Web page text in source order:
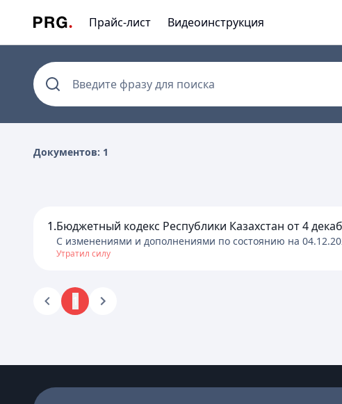
Прайс-лист Видеоинструкция
Введите фразу для поиска
Документов: 1
1.Бюджетный кодекс Республики Казахстан от 4
C изменениями и дополнениями по состоянию на
Утратил силу